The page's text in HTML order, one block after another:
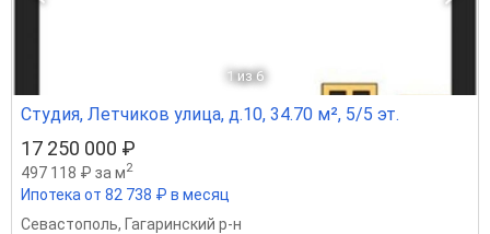
1 из 6
Студия, Летчиков улица, д.10, 34.70 м², 5/5 эт.
17 250 000 ₽
497 118 ₽ за м2
Ипотека от 82 738 ₽ в месяц
Севастополь, Гагаринский р-н